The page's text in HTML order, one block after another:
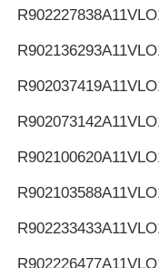
R902227838
R902136293
R902037419
R902073142
R902100620
R902103588
R902233433
R902226477